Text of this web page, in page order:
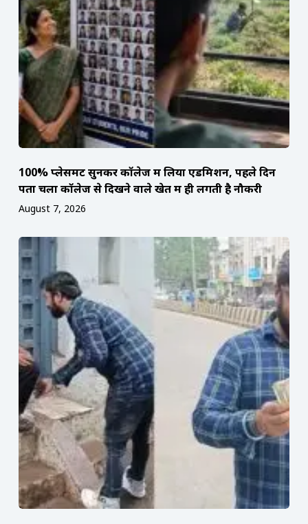
100% प्लेसमेंट सुनकर कॉलेज में लिया एडमिशन, पहले दिन
पता चला कॉलेज से दिखने वाले खेत में ही लगती है नौकरी
August 7, 2026